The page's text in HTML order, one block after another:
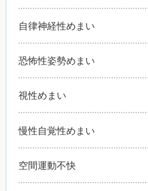
自律神経性めまい
恐怖性姿勢めまい
視性めまい
慢性自覚性めまい
空間運動不快